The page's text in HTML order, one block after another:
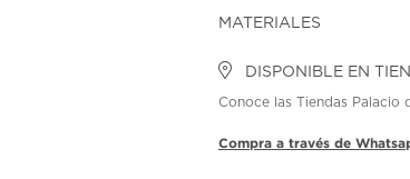
MATERIALES
DISPONIBLE EN
Conoce las Tiendas Palacio
Compra a través de